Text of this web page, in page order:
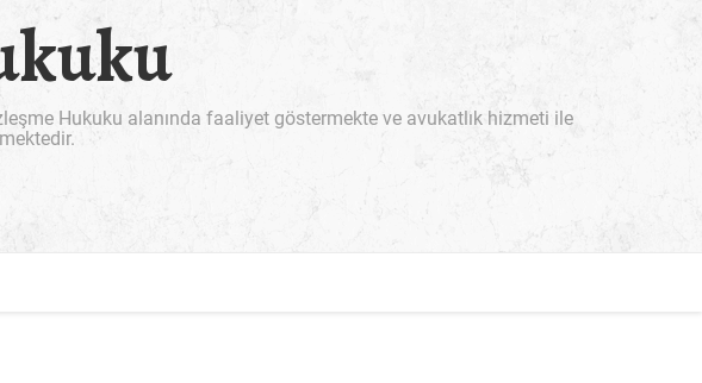
Hukuku alanında faaliyet göstermekte ve avukatlık hizmeti ile